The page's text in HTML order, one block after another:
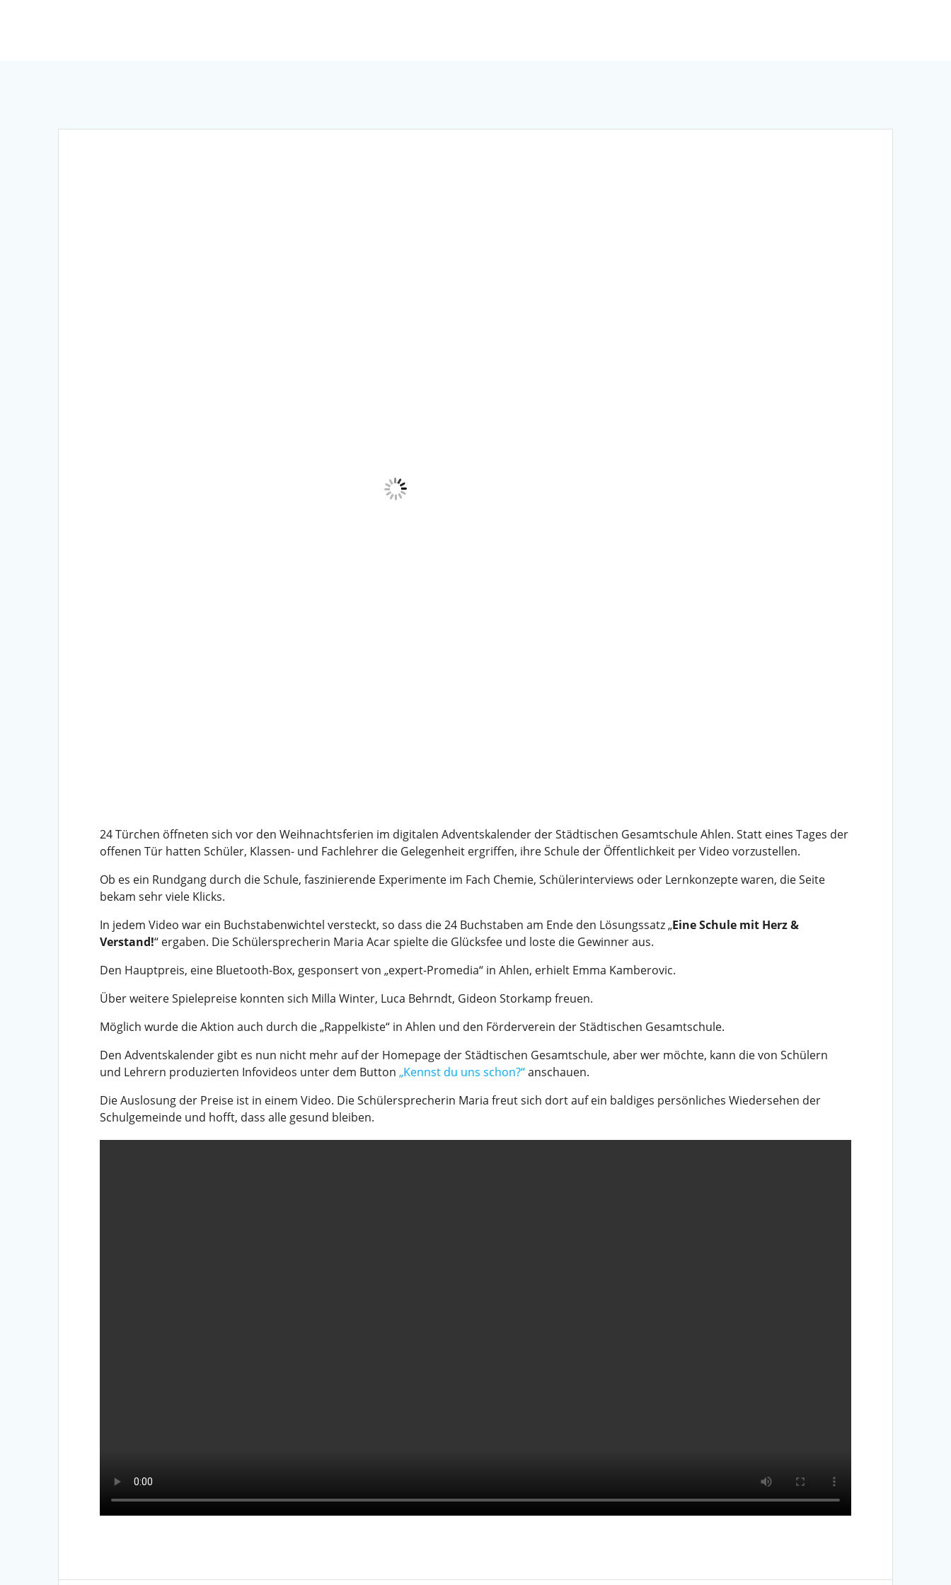
24 Türchen öffneten sich vor den Weihnachtsferien im digitalen Adventskalender der Städtischen Gesamtschule Ahlen. Statt eines Tages der
offenen Tür hatten Schüler, Klassen- und Fachlehrer die Gelegenheit ergriffen, ihre Schule der Öffentlichkeit per Video vorzustellen.
Ob es ein Rundgang durch die Schule, faszinierende Experimente im Fach Chemie, Schülerinterviews oder Lernkonzepte waren, die Seite
bekam sehr viele Klicks.
In jedem Video war ein Buchstabenwichtel versteckt, so dass die 24 Buchstaben am Ende den Lösungssatz „Eine Schule mit Herz &
Verstand!“ ergaben. Die Schülersprecherin Maria Acar spielte die Glücksfee und loste die Gewinner aus.
Den Hauptpreis, eine Bluetooth-Box, gesponsert von „expert-Promedia“ in Ahlen, erhielt Emma Kamberovic.
Über weitere Spielepreise konnten sich Milla Winter, Luca Behrndt, Gideon Storkamp freuen.
Möglich wurde die Aktion auch durch die „Rappelkiste“ in Ahlen und den Förderverein der Städtischen Gesamtschule.
Den Adventskalender gibt es nun nicht mehr auf der Homepage der Städtischen Gesamtschule, aber wer möchte, kann die von Schülern
und Lehrern produzierten Infovideos unter dem Button„Kennst du uns schon?“anschauen.
Die Auslosung der Preise ist in einem Video. Die Schülersprecherin Maria freut sich dort auf ein baldiges persönliches Wiedersehen der
Schulgemeinde und hofft, dass alle gesund bleiben.